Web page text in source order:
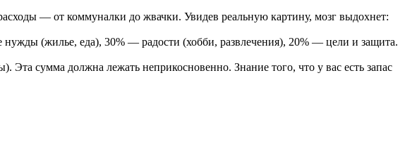
— от коммуналки до жвачки. Увидев реальную картину, мозг выдохнет:
(жилье, еда), 30% — радости (хобби, развлечения), 20% — цели и защита.
сумма должна лежать неприкосновенно. Знание того, что у вас есть запас